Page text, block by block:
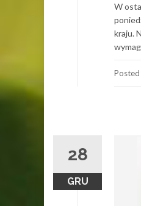
W
kraju.
Posted
28
GRU